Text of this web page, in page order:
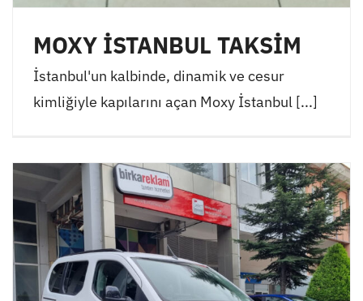
MOXY İSTANBUL TAKSİM
İstanbul'un kalbinde, dinamik ve cesur
kimliğiyle kapılarını açan Moxy İstanbul [...]